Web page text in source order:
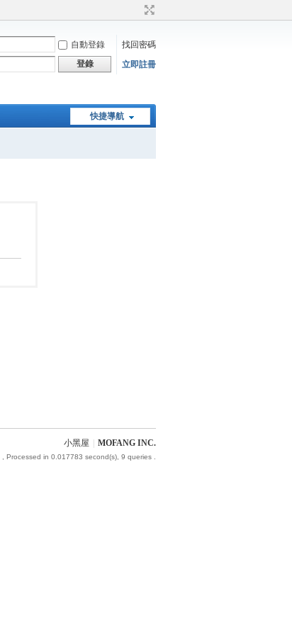
自動登錄
找回密碼
登錄 立即註冊
快捷導航
小黑屋 MOFANG INC.
, Processed in 0.017783 second(s), 9 queries .